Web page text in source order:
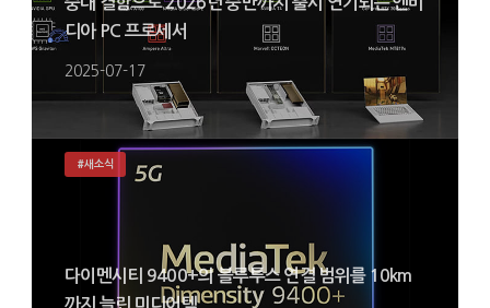
디아 PC 프로세서
2025-07-17
다이멘시티 9400+의 블루투스 연결 범위를 10km
까지 늘린 미디어텍
#새소식